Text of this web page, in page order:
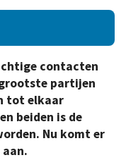
contacten
grootste partijen
tot elkaar
beiden is de
Nu komt er